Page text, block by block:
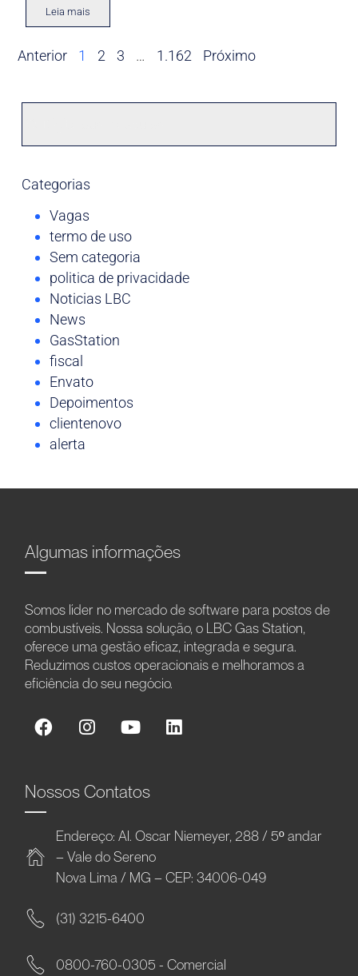
Leia mais
Anterior 1 2 3 … 1.162 Próximo
Categorias
Vagas
termo de uso
Sem categoria
politica de privacidade
Noticias LBC
News
GasStation
fiscal
Envato
Depoimentos
clientenovo
alerta
Algumas informações
Somos líder no mercado de software para postos de
combustíveis. Nossa solução, o LBC Gas Station,
oferece uma gestão eficaz, integrada e segura.
Reduzimos custos operacionais e melhoramos a
eficiência do seu negócio.
Nossos Contatos
Endereço: Al. Oscar Niemeyer, 288 / 5º andar
– Vale do Sereno
Nova Lima / MG – CEP: 34006-049
(31) 3215-6400
0800-760-0305 - Comercial